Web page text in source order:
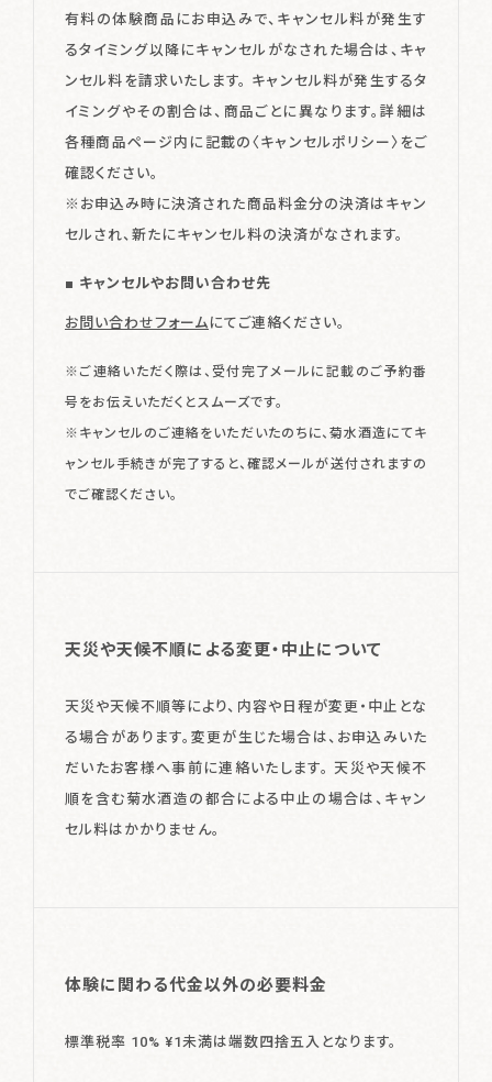
有料の体験商品にお申込みで、キャンセル料が発生す
るタイミング以降にキャンセルがなされた場合は、キャ
ンセル料を請求いたします。 キャンセル料が発生するタ
イミングやその割合は、商品ごとに異なります。詳細は
各種商品ページ内に記載の〈キャンセルポリシー〉をご
確認ください。
※お申込み時に決済された商品料金分の決済はキャン
セルされ、新たにキャンセル料の決済がなされます。
■ キャンセルやお問い合わせ先
お問い合わせフォームにてご連絡ください。
※ご連絡いただく際は、受付完了メールに記載のご予約番
号をお伝えいただくとスムーズです。
※キャンセルのご連絡をいただいたのちに、菊水酒造にてキ
ャンセル手続きが完了すると、確認メールが送付されますの
でご確認ください。
天災や天候不順による変更・中止について
天災や天候不順等により、内容や日程が変更・中止とな
る場合があります。変更が生じた場合は、お申込みいた
だいたお客様へ事前に連絡いたします。 天災や天候不
順を含む菊水酒造の都合による中止の場合は、キャン
セル料はかかりません。
体験に関わる代金以外の必要料金
標準税率 10% ¥1未満は端数四捨五入となります。